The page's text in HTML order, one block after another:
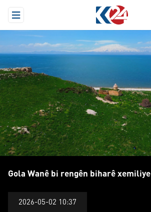
Open Menu
Gola Wanê bi rengên biharê xemiliye
Gola Wanê bi rengên biharê xemiliye
2026-05-02 10:37